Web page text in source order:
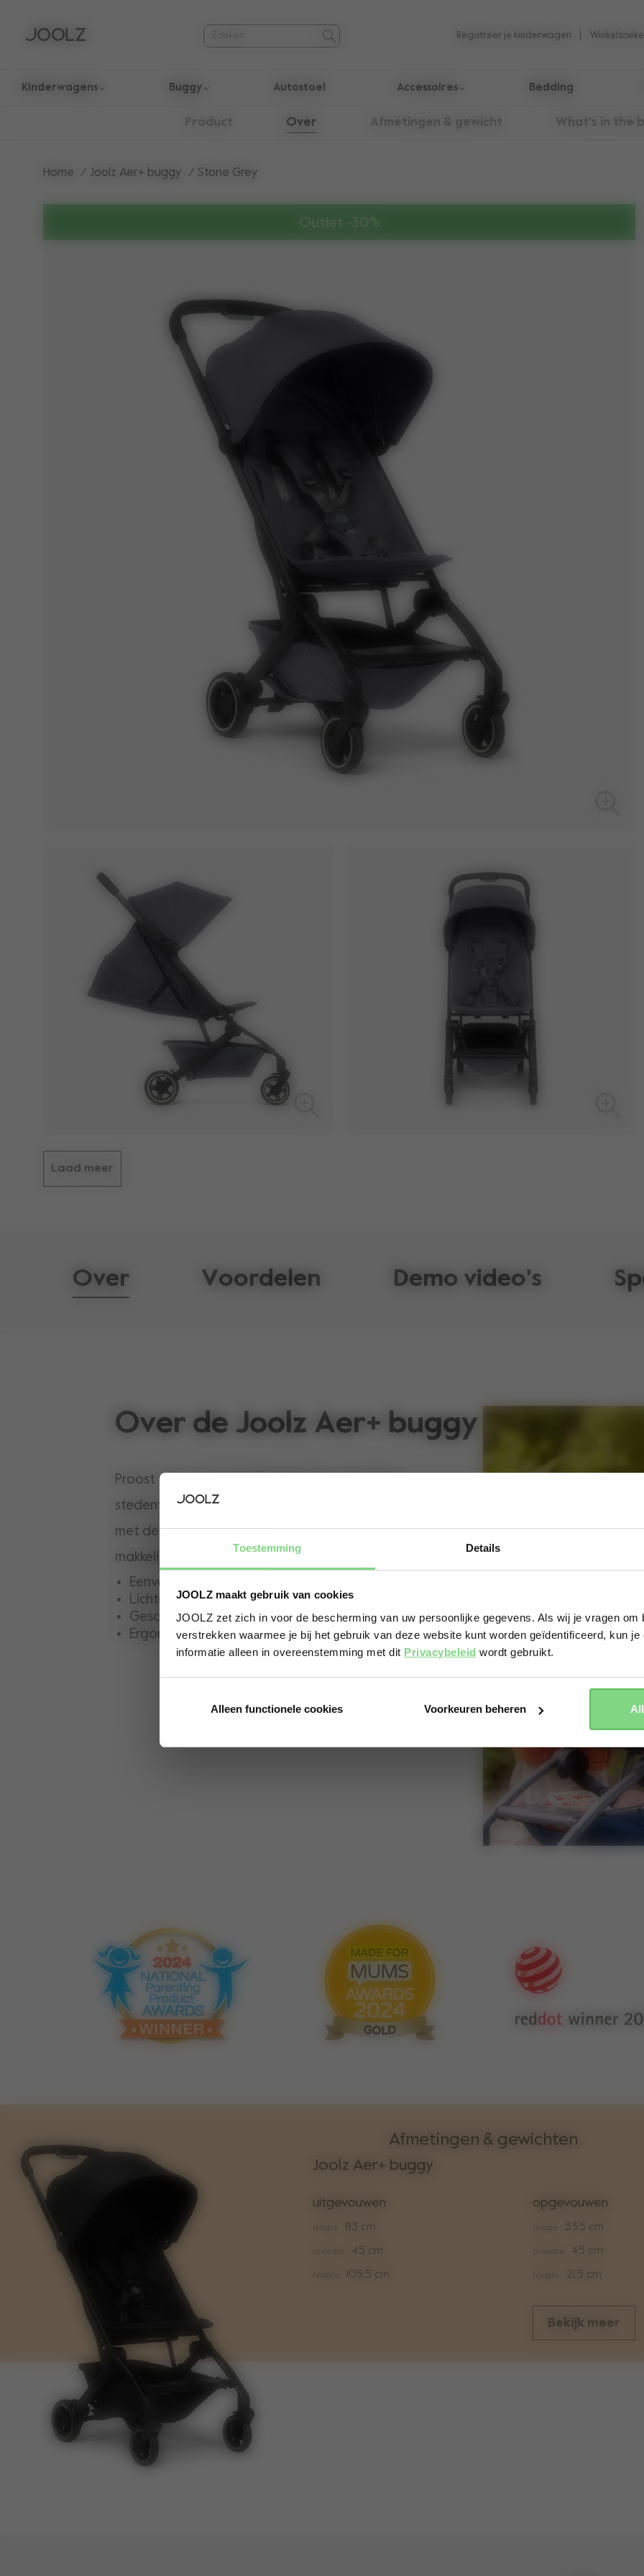
Toestemming Details
JOOLZ maakt gebruik van cookies
JOOLZ zet zich in voor de bescherming van uw persoonlijke gegevens. Als wij je vragen om
verstrekken waarmee je bij het gebruik van deze website kunt worden geïdentificeerd, kun
informatie alleen in overeenstemming met dit Privacybeleid wordt gebruikt.
Alleen functionele cookies Voorkeuren beheren
Registreer je kinderwagen
Kinderwagens Buggy Autostoel Accessoires Bedding
Home Joolz Aer+ buggy Stone Grey
Outlet -30%
Laad meer
Product Over Afmetingen & gewicht What's in the
Over Voordelen Demo video's
Over de Joolz Aer+ buggy
Proost voor onvergetelijke roadtrips, prachtige
stedentrips en alles daartussenin. De wereld is van jou
met de comfortabele, compacte en ongelooflijk
makkelijke Joolz Aer+.
Eenvoudig in- en uitklappen
Lichtgewicht
Geschikt voor in het vliegtuig
Ergonomische stoel
Afmetingen & gewichten
Joolz Aer+ buggy
uitgevouwen
83 cm
45 cm
105,5 cm
opgevouwen
53,5 cm
45 cm
21,5 cm
Bekijk meer
No, stay here
Yes, go there